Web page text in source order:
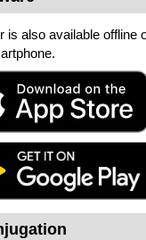
is also available offline